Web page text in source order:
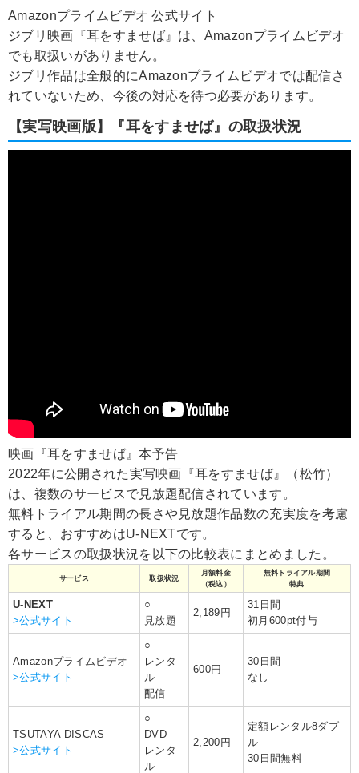
Amazonプライムビデオ 公式サイト
ジブリ映画『耳をすませば』は、Amazonプライムビデオ
でも取扱いがありません。
ジブリ作品は全般的にAmazonプライムビデオでは配信さ
れていないため、今後の対応を待つ必要があります。
【実写映画版】『耳をすませば』の取扱状況
映画『耳をすませば』本予告
2022年に公開された実写映画『耳をすませば』（松竹）
は、複数のサービスで見放題配信されています。
無料トライアル期間の長さや見放題作品数の充実度を考慮
すると、おすすめはU-NEXTです。
各サービスの取扱状況を以下の比較表にまとめました。
サービス 取扱状況
月額料金
（税込）
無料トライアル期間
特典
U-NEXT
>公式サイト
○
見放題
2,189円
31日間
初月600pt付与
Amazonプライムビデオ
>公式サイト
○
レンタ
ル
配信
600円
30日間
なし
TSUTAYA DISCAS
>公式サイト
○
DVD
レンタ
ル
2,200円
定額レンタル8ダブ
ル
30日間無料